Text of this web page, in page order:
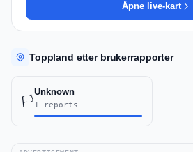
Åpne live-kart
Toppland etter brukerrapporter
🏳️
Unknown
1 reports